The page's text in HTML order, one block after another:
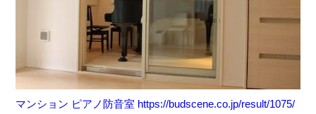
マンション ピアノ防音室 https://budscene.co.jp/result/1075/